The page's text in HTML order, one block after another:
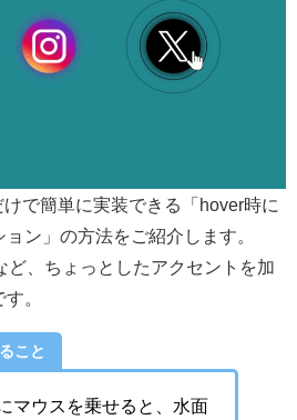
で簡単に実装できる「hover時に
ン」の方法をご紹介します。
ど、ちょっとしたアクセントを加
。
こと
マウスを乗せると、水面